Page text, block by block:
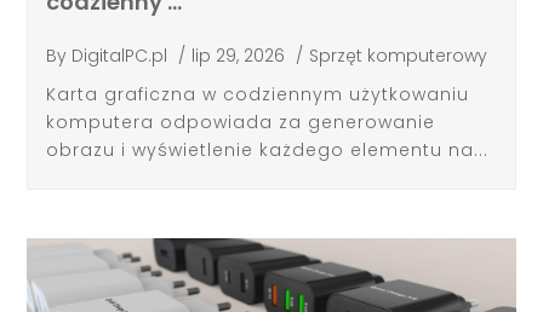
By DigitalPC.pl / lip 29, 2026 / Sprzęt komputerowy
Karta graficzna w codziennym użytkowaniu
komputera odpowiada za generowanie
obrazu i wyświetlenie każdego elementu na...